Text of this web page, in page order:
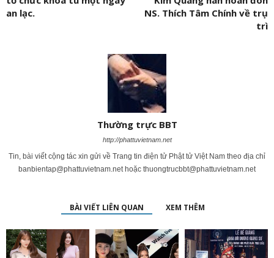
an lạc.
NS. Thích Tâm Chính về trụ
trì
Thường trực BBT
http://phattuvietnam.net
Tin, bài viết cộng tác xin gửi về Trang tin điện tử Phật tử Việt Nam theo địa chỉ
banbientap@phattuvietnam.nethoặc thuongtrucbbt@phattuvietnam.net
BÀI VIẾT LIÊN QUAN XEM THÊM